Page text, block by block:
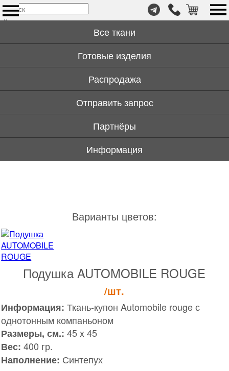
×
т.
+7
446-
Все ткани
Готовые изделия
Распродажа
Отправить запрос
Партнёры
Информация
Варианты цветов:
Подушка AUTOMOBILE ROUGE
/шт.
Информация: Ткань-купон Automobile rouge с
однотонным компаньоном
Размеры, см.: 45 x 45
Вес: 400 гр.
Наполнение: Синтепух